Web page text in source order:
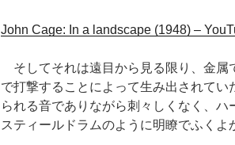
John Cage: In a landscape (1948) –
そしてそれは遠目から見る限り、金属
で打撃することによって生み出されて
られる音でありながら刺々しくなく、ハ
スティールドラムのように明瞭でふくよ